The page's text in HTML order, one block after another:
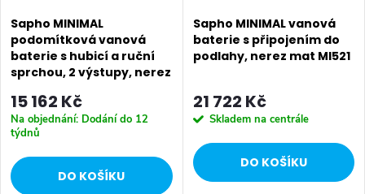
Sapho MINIMAL
podomítková vanová
baterie s hubicí a ruční
sprchou, 2 výstupy, nerez
15 162 Kč
Na objednání: Dodání do 12
týdnů
DO KOŠÍKU
Sapho MINIMAL vanová
baterie s připojením do
podlahy, nerez mat MI521
21 722 Kč
Skladem na centrále
DO KOŠÍKU